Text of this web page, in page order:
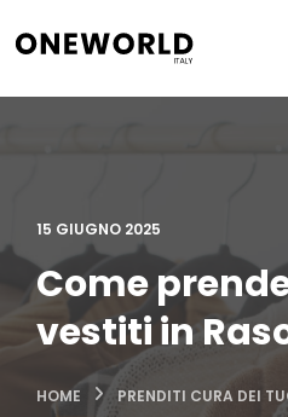
15 GIUGNO 2025
Come
vestiti in
HOME
PRENDITI CURA DEI